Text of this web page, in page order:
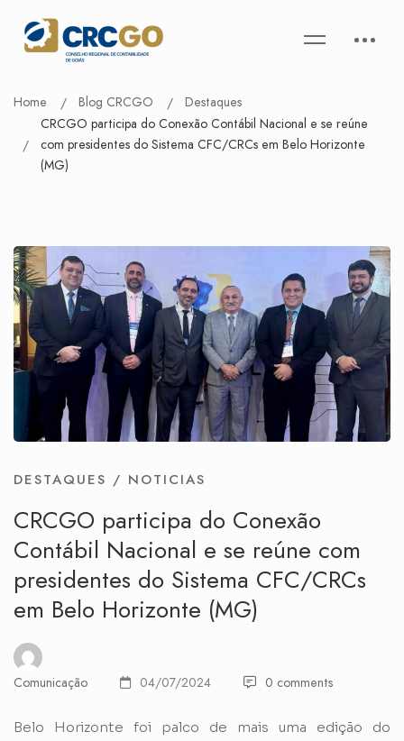
Home Blog CRCGO
Destaques
CRCGO participa do Conexão Contábil Nacional e se reúne
com presidentes do Sistema CFC/CRCs em Belo Horizonte
(MG)
DESTAQUES / NOTICIAS
CRCGO participa do Conexão
Contábil Nacional e se reúne com
presidentes do Sistema CFC/CRCs
em Belo Horizonte (MG)
Comunicação 04/07/2024 0 comments
Belo Horizonte foi palco de mais uma edição do